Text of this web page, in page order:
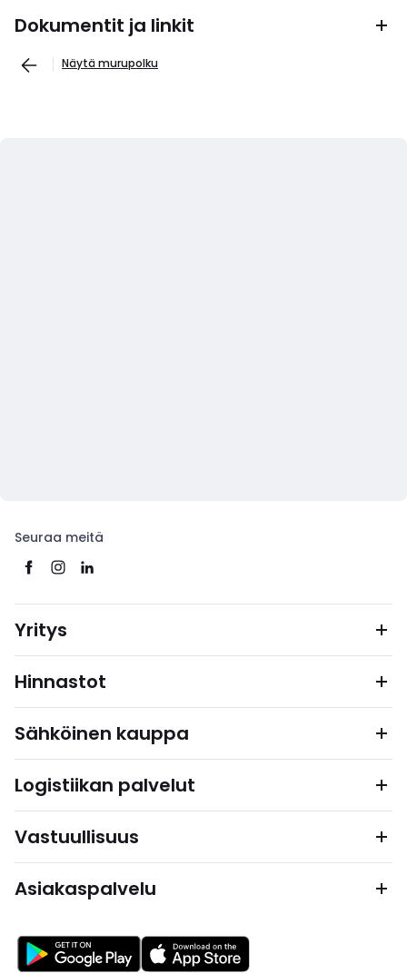
Dokumentit ja linkit
Näytä murupolku
Seuraa meitä
Yritys
Hinnastot
Sähköinen kauppa
Logistiikan palvelut
Vastuullisuus
Asiakaspalvelu